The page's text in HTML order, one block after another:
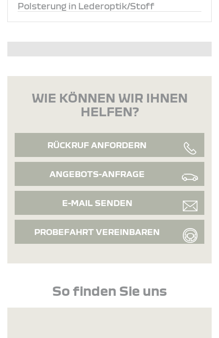
Polsterung in Lederoptik/Stoff
WIE KÖNNEN WIR IHNEN
HELFEN?
RÜCKRUF ANFORDERN
ANGEBOTS-ANFRAGE
E-MAIL SENDEN
PROBEFAHRT VEREINBAREN
So finden Sie uns